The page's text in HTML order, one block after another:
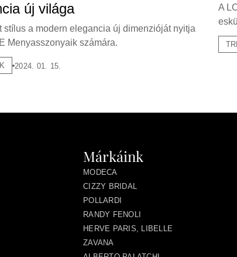
új világa
stílus a modern elegancia új dimenzióját nyitja
Menyasszonyaik számára.
2024. 01. 15.
A
Márkáink
MODECA
CIZZY BRIDAL
POLLARDI
RANDY FENOLI
HERVE PARIS, LIBELLE
ZAVANA